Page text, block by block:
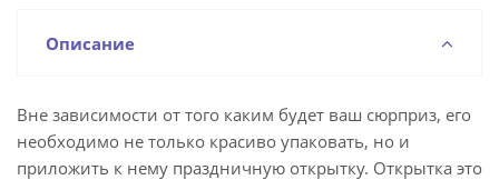
Описание
Вне зависимости от того каким будет ваш сюрприз, его
необходимо не только красиво упаковать, но и
приложить к нему праздничную открытку. Открытка это